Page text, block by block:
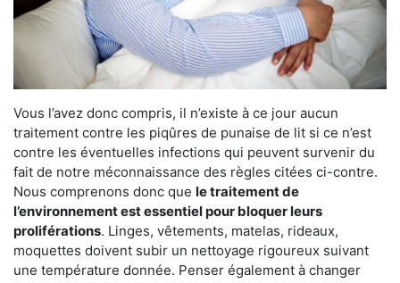
Vous l’avez donc compris, il n’existe à ce jour aucun
traitement contre les piqûres de punaise de lit si ce n’est
contre les éventuelles infections qui peuvent survenir du
fait de notre méconnaissance des règles citées ci-contre.
Nous comprenons donc que le traitement de
l’environnement est essentiel pour bloquer leurs
proliférations. Linges, vêtements, matelas, rideaux,
moquettes doivent subir un nettoyage rigoureux suivant
une température donnée. Penser également à changer